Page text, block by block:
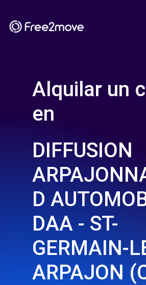
Alquilar un
en
DIFFUSION
D
DAA - ST-
GERMAIN-
ARPAJON